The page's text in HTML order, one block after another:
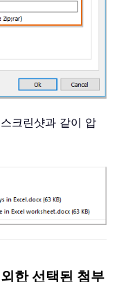
크린샷과 같이 압
한 선택된 첨부